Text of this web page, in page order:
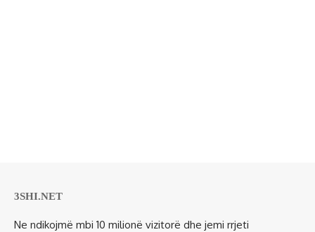
3SHI.NET
Ne ndikojmë mbi 10 milionë vizitorë dhe jemi rrjeti